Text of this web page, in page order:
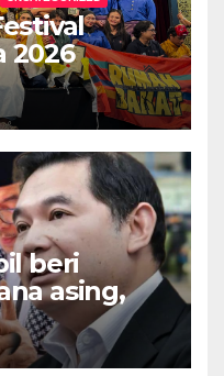
2026
beri
asing,